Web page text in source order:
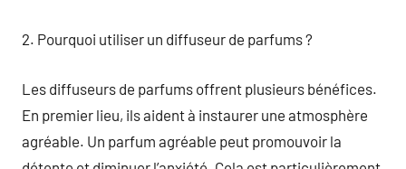
2. Pourquoi utiliser un diffuseur de parfums ?
Les diffuseurs de parfums offrent plusieurs bénéfices.
En premier lieu, ils aident à instaurer une atmosphère
agréable. Un parfum agréable peut promouvoir la